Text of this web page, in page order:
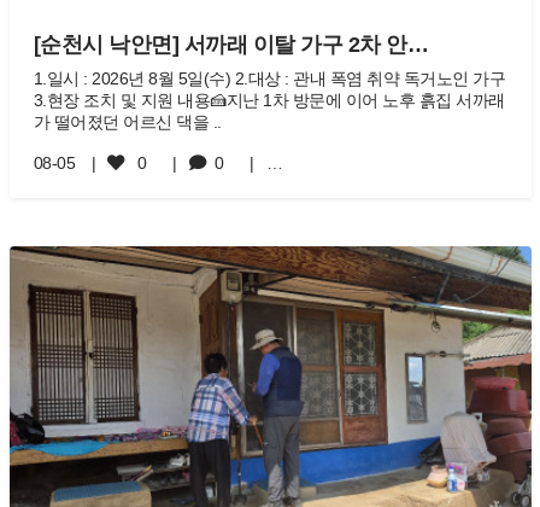
[순천시 낙안면] 서까래 이탈 가구 2차 안…
1.일시 : 2026년 8월 5일(수) 2.대상 : 관내 폭염 취약 독거노인 가구
3.현장 조치 및 지원 내용 ​🍰지난 1차 방문에 이어 노후 흙집 서까래
가 떨어졌던 어르신 댁을 ..
08-05 0 0